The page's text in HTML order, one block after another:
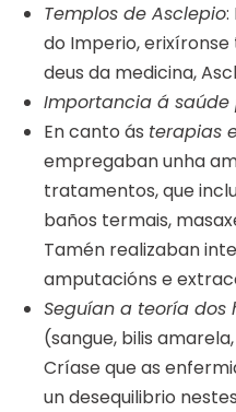
Templos de Asclepio:
do Imperio,
deus da medicina,
Importancia á saúde
En canto ás terapias
empregaban unha
tratamentos, que
baños termais,
Tamén realizaban
amputacións e
Seguían a teoría dos
(sangue, bilis
Críase que as
un desequilibrio